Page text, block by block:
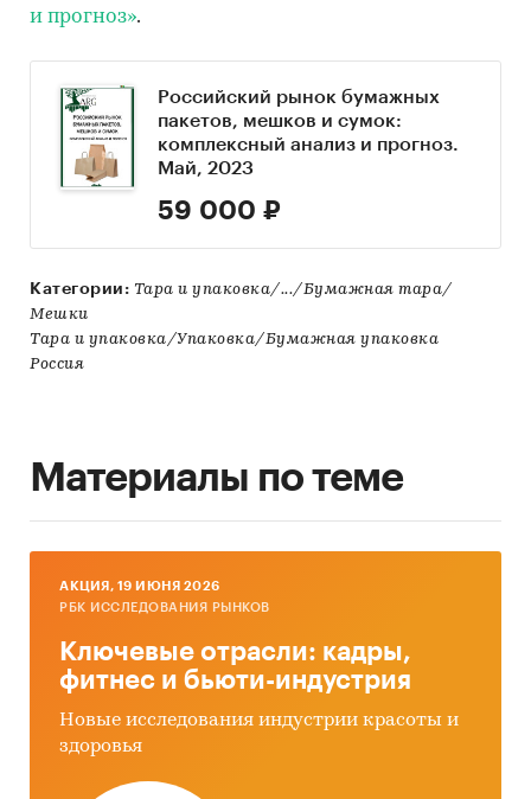
и прогноз».
Российский рынок бумажных
пакетов, мешков и сумок:
комплексный анализ и прогноз.
Май, 2023
59 000 ₽
Категории: Тара и упаковка/.../Бумажная тара/
Мешки
Тара и упаковка/Упаковка/Бумажная упаковка
Россия
Материалы по теме
AКЦИЯ, 19 ИЮНЯ 2026
РБК ИССЛЕДОВАНИЯ РЫНКОВ
Ключевые отрасли: кадры,
фитнес и бьюти-индустрия
Новые исследования индустрии красоты и
здоровья